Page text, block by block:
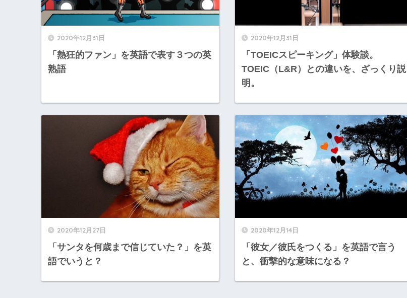
2020年12月31日
「熱狂的ファン」を英語で表す３つの英
熟語
2020年12月31日
「TOEICスピーキング」体験談。
TOEIC（L&R）との違いを、ざっくり説
明。
2020年12月27日
「サンタを何歳まで信じていた？」を英
語でいうと？
2020年12月14日
「彼女／彼氏をつくる」を英語で言う
と、衝撃的な意味になる？